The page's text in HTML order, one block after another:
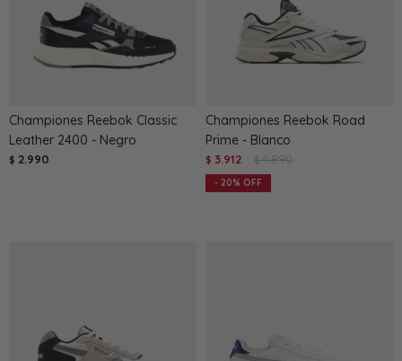
Championes Reebok Classic
Leather 2400 - Negro
$ 2.990
Championes Reebok Road
Prime - Blanco
$ 3.912 $ 4.890
20